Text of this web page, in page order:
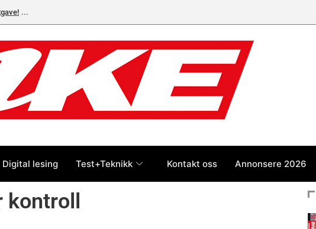
Digital lesing Test+Teknikk Kontakt oss Annonsere 2026